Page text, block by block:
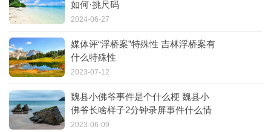
如何·挑尺码
2024-06-27
媒体评“浮桥案”特殊性 吉林浮桥案有
什么特殊性
2023-07-12
魏县小佛爷事件是个什么梗 魏县小
佛爷长啥样子2分钟录屏事件什么情
况真假
2023-06-09